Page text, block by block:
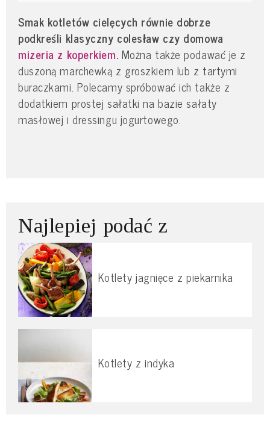
Smak kotletów cielęcych równie dobrze
podkreśli klasyczny colesław czy domowa
mizeria z koperkiem. Można także podawać je z
duszoną marchewką z groszkiem lub z tartymi
buraczkami. Polecamy spróbować ich także z
dodatkiem prostej sałatki na bazie sałaty
masłowej i dressingu jogurtowego.
Najlepiej podać z
Kotlety jagnięce z piekarnika
Kotlety z indyka